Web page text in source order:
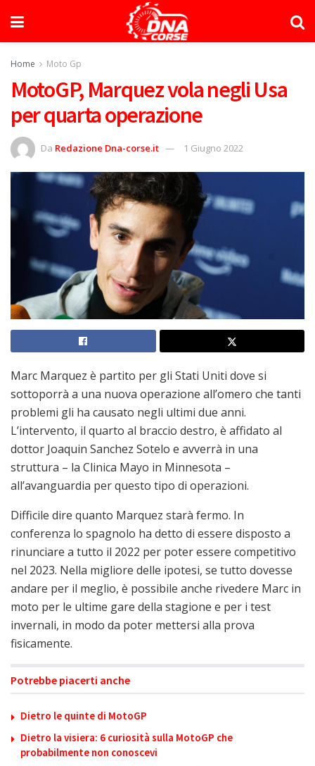
Home Moto Gp
MotoGP, Marquez vola negli Usa
per quarta operazione
Da Redazione Dna-corse.it 1 Giugno 2022
Marc Marquez è partito per gli Stati Uniti dove si
sottoporrà a una nuova operazione all’omero che tanti
problemi gli ha causato negli ultimi due anni.
L’intervento, il quarto al braccio destro, è affidato al
dottor Joaquin Sanchez Sotelo e avverrà in una
struttura – la Clinica Mayo in Minnesota –
all’avanguardia per questo tipo di operazioni.
Difficile dire quanto Marquez starà fermo. In
conferenza lo spagnolo ha detto di essere disposto a
rinunciare a tutto il 2022 per poter essere competitivo
nel 2023. Nella migliore delle ipotesi, se tutto dovesse
andare per il meglio, è possibile anche rivedere Marc in
moto per le ultime gare della stagione e per i test
invernali, in modo da poter mettersi alla prova
fisicamente.
Potrebbe piacerti anche
Dietro le quinte di MotoGP
Dietro la visiera: 6 curiosità sulla MotoGP che
probabilmente non conoscevi